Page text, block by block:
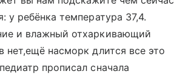
у ребёнка температура 37,4.
и влажный отхаркивающий
нет,ещё насморк длится все это
прописал сначала